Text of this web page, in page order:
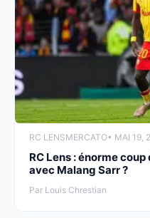
RC LENSMERCATO• MAI 19,
RC Lens : énorme
avec Malang Sarr ?
Par Louis Chrestian